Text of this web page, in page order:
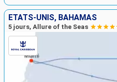
ÉTATS-UNIS, BAHAMAS
5 jours, Allure of the Seas